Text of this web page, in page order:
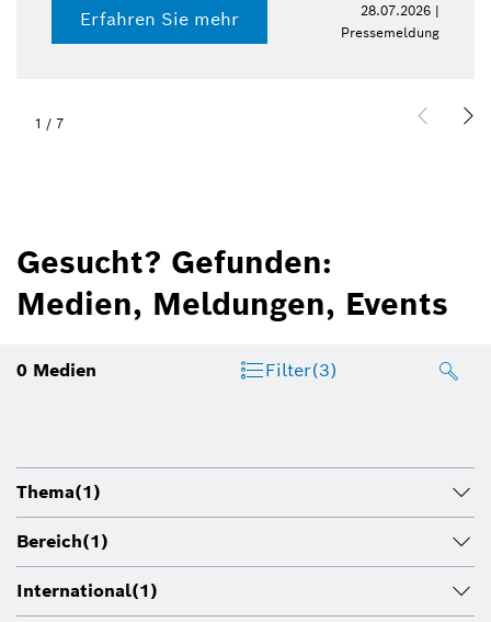
Erfahren Sie mehr
28.07.2026 |
Pressemeldung
1 / 7
Gesucht? Gefunden:
Medien, Meldungen, Events
0 Medien Filter(3)
Thema(1)
Bereich(1)
International(1)